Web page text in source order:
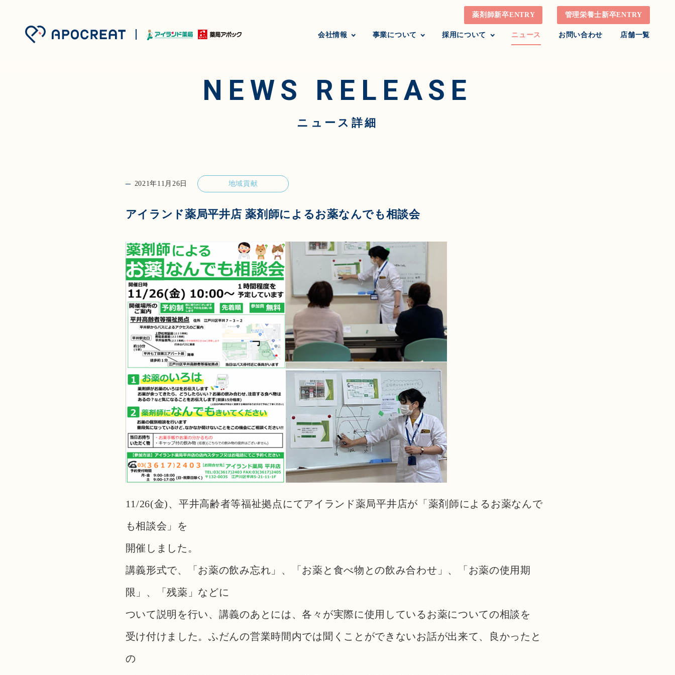
会社情報 事業について 採用について ニュース お問い合わせ 店舗一覧
薬剤師新卒ENTRY 管理栄養士新卒ENTRY
NEWS RELEASE
ニュース詳細
2021年11月26日 地域貢献
アイランド薬局平井店 薬剤師によるお薬なんでも相談会
11/26(金)、平井高齢者等福祉拠点にてアイランド薬局平井店が「薬剤師によるお薬なんで
も相談会」を
開催しました。
講義形式で、「お薬の飲み忘れ」、「お薬と食べ物との飲み合わせ」、「お薬の使用期
限」、「残薬」などに
ついて説明を行い、講義のあとには、各々が実際に使用しているお薬についての相談を
受け付けました。ふだんの営業時間内では聞くことができないお話が出来て、良かったと
の